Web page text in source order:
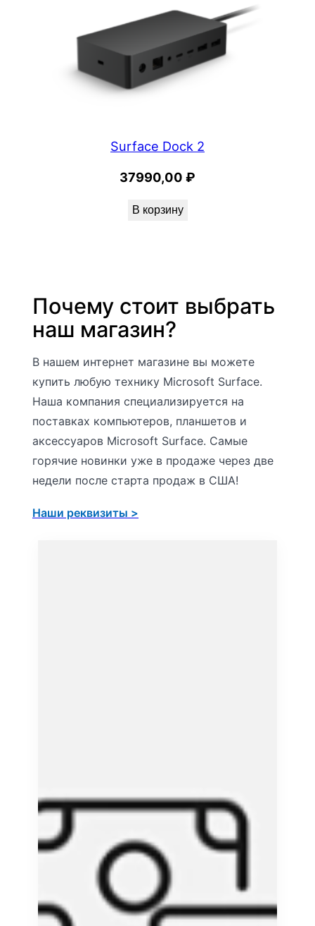
Surface Dock 2
37990,00 ₽
В корзину
Почему стоит выбрать
наш магазин?
В нашем интернет магазине вы можете
купить любую технику Microsoft Surface.
Наша компания специализируется на
поставках компьютеров, планшетов и
аксессуаров Microsoft Surface. Самые
горячие новинки уже в продаже через две
недели после старта продаж в США!
Наши реквизиты >